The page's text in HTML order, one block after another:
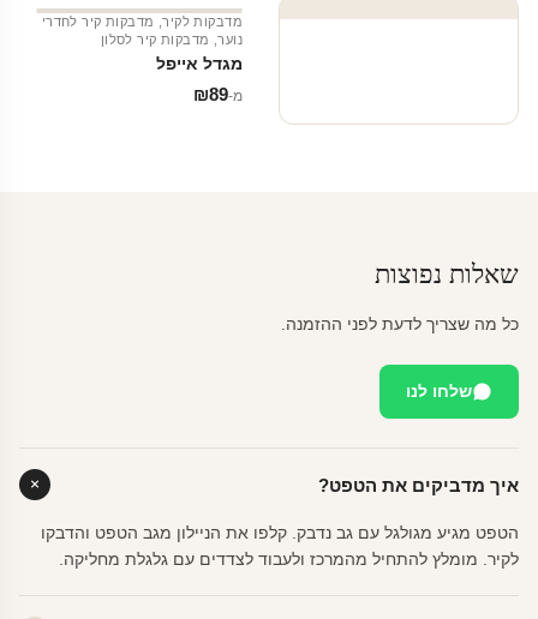
מדבקות לקיר,
מדבקות קיר לחדרי
נוער, מדבקות קיר לסלון
מגדל אייפל
מ‑ ₪89
שאלות נפוצות
כל מה שצריך לדעת לפני ההזמנה.
שלחו לנו
איך מדביקים את הטפט?
הטפט מגיע מגולגל עם גב נדבק. קלפו את הניילון מגב הטפט והדבקו
לקיר. מומלץ להתחיל מהמרכז ולעבוד לצדדים עם גלגלת מחליקה.